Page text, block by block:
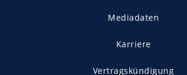
Mediadaten
Karriere
Vertragskündigung